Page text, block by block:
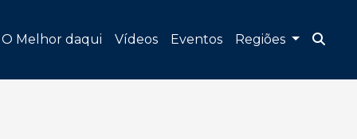
O Melhor daqui Vídeos Eventos Regiões